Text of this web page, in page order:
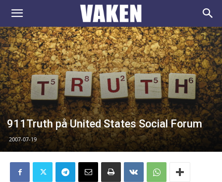
VAKEN.se
911Truth på United States Social Forum
2007-07-19